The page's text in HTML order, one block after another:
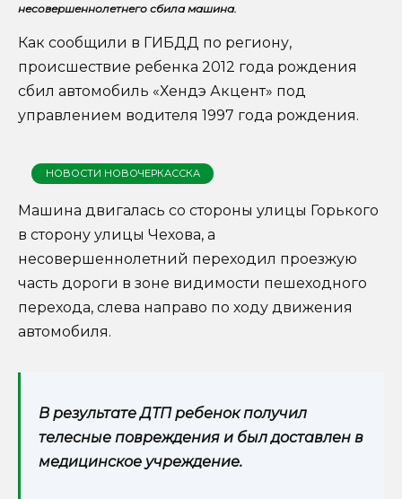
несовершеннолетнего сбила машина.
Как сообщили в ГИБДД по региону,
происшествие ребенка 2012 года рождения
сбил автомобиль «Хендэ Акцент» под
управлением водителя 1997 года рождения.
НОВОСТИ НОВОЧЕРКАССКА
Машина двигалась со стороны улицы Горького
в сторону улицы Чехова, а
несовершеннолетний переходил проезжую
часть дороги в зоне видимости пешеходного
перехода, слева направо по ходу движения
автомобиля.
В результате ДТП ребенок получил
телесные повреждения и был доставлен в
медицинское учреждение.